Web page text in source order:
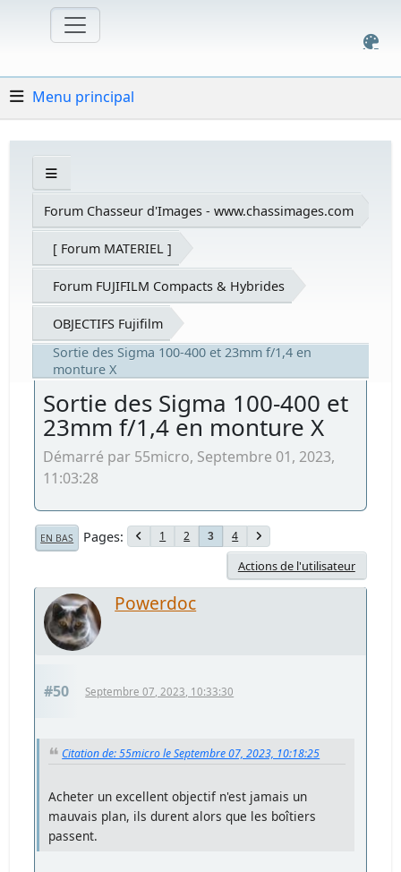
Menu principal
Forum Chasseur d'Images - www.chassimages.com
[ Forum MATERIEL ]
Forum FUJIFILM Compacts & Hybrides
OBJECTIFS Fujifilm
Sortie des Sigma 100-400 et 23mm f/1,4 en
monture X
Sortie des Sigma 100-400 et
23mm f/1,4 en monture X
Démarré par 55micro, Septembre 01, 2023,
11:03:28
EN BAS Pages 1 2 3 4
Actions de l'utilisateur
Powerdoc
#50 Septembre 07, 2023, 10:33:30
Citation de: 55micro le Septembre 07, 2023, 10:18:25
Acheter un excellent objectif n'est jamais un
mauvais plan, ils durent alors que les boîtiers
passent.